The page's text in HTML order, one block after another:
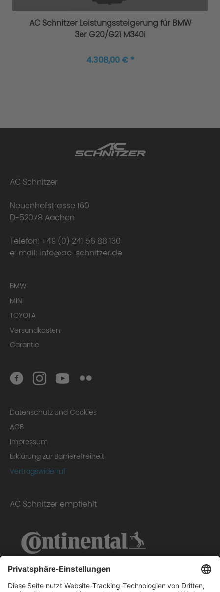
Fazit
AC Schnitzer Leistungssteigerung für BMW
3er G20/G21 M340i
4.308,00 € *
AC Schnitzer
Neuenhofstrasse 160
D-52078 Aachen
Telefon: +49 (0) 241 56 88 130
e-mail: info@ac-schnitzer.de
BMW
MINI
TOYOTA
Versandkosten
Garantie
Datenschutz und Cookies
AGB
Impressum
Erklärung zur Barrierefreiheit
Vertragswiderruf
AC Schnitzer empfiehlt